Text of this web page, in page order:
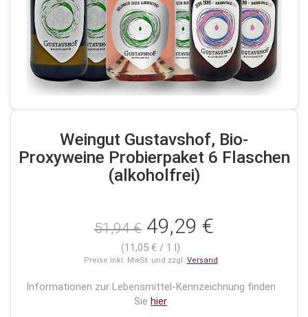
Weingut Gustavshof, Bio-
Proxyweine Probierpaket 6 Flaschen
(alkoholfrei)
51,94 € 49,29 €
(11,05 € / 1 l)
Preise inkl. MwSt. und zzgl. Versand
Informationen zur Lebensmittel-Kennzeichnung finden
Sie hier